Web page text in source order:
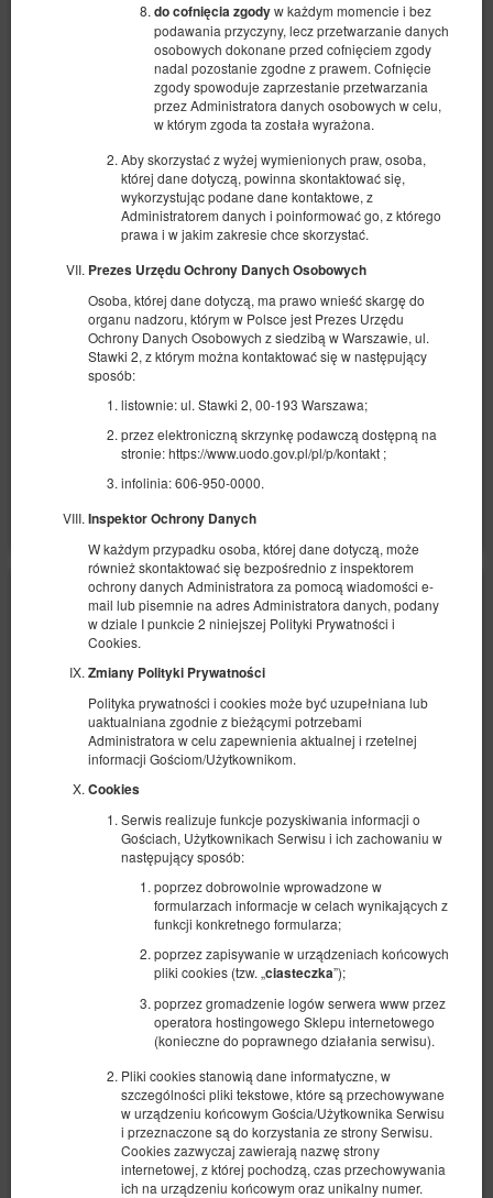
do cofnięcia zgodyw każdym momencie i bez
podawania przyczyny, lecz przetwarzanie danych
osobowych dokonane przed cofnięciem zgody
nadal pozostanie zgodne z prawem. Cofnięcie
zgody spowoduje zaprzestanie przetwarzania
przez Administratora danych osobowych w celu,
w którym zgoda ta została wyrażona.
Aby skorzystać z wyżej wymienionych praw, osoba,
której dane dotyczą, powinna skontaktować się,
wykorzystując podane dane kontaktowe, z
Administratorem danych i poinformować go, z którego
prawa i w jakim zakresie chce skorzystać.
Prezes Urzędu Ochrony Danych Osobowych
Osoba, której dane dotyczą, ma prawo wnieść skargę do
organu nadzoru, którym w Polsce jest Prezes Urzędu
Ochrony Danych Osobowych z siedzibą w Warszawie, ul.
Stawki 2, z którym można kontaktować się w następujący
sposób:
listownie: ul. Stawki 2, 00-193 Warszawa;
przez elektroniczną skrzynkę podawczą dostępną na
stronie: https://www.uodo.gov.pl/pl/p/kontakt ;
infolinia: 606-950-0000.
Inspektor Ochrony Danych
W każdym przypadku osoba, której dane dotyczą, może
również skontaktować się bezpośrednio z inspektorem
ochrony danych Administratora za pomocą wiadomości e-
mail lub pisemnie na adres Administratora danych, podany
w dziale I punkcie 2 niniejszej Polityki Prywatności i
Cookies.
Zmiany Polityki Prywatności
Polityka prywatności i cookies może być uzupełniana lub
uaktualniana zgodnie z bieżącymi potrzebami
Administratora w celu zapewnienia aktualnej i rzetelnej
informacji Gościom/Użytkownikom.
Cookies
Serwis realizuje funkcje pozyskiwania informacji o
Gościach, Użytkownikach Serwisu i ich zachowaniu w
następujący sposób:
poprzez dobrowolnie wprowadzone w
formularzach informacje w celach wynikających z
funkcji konkretnego formularza;
poprzez zapisywanie w urządzeniach końcowych
pliki cookies (tzw. „ciasteczka”);
poprzez gromadzenie logów serwera www przez
operatora hostingowego Sklepu internetowego
(konieczne do poprawnego działania serwisu).
Pliki cookies stanowią dane informatyczne, w
szczególności pliki tekstowe, które są przechowywane
w urządzeniu końcowym Gościa/Użytkownika Serwisu
i przeznaczone są do korzystania ze strony Serwisu.
Cookies zazwyczaj zawierają nazwę strony
internetowej, z której pochodzą, czas przechowywania
ich na urządzeniu końcowym oraz unikalny numer.
Deluxe - Człowiek
Dostępna liczba: 1
2 osoby
pow. 23,00 m2
1 sypialnia
1 bardzo duże łóżko podwójne (King)
Udostępnij Szczegóły
Deluxe - Sztuka
pow. 24,00 m2
1 sypialnia
1 bardzo duże łóżko podwójne (King)
509,00 zł
2 osoby / 1 noc
Udostępnij Szczegóły Dostępność
Pokaż oferty